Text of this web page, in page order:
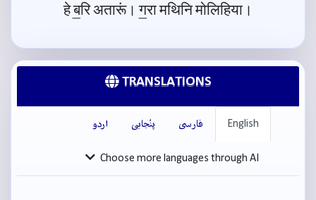
हे ब॒रि अतारूं। ग॒रा मथिनि मोलिहिया।
TRANSLATIONS
English فارسی پنْجابی اردو
Choose more languages through AI